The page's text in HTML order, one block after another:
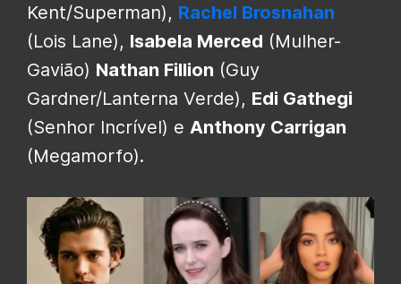
Kent/Superman), Rachel Brosnahan
(Lois Lane), Isabela Merced (Mulher-
Gavião) Nathan Fillion (Guy
Gardner/Lanterna Verde), Edi Gathegi
(Senhor Incrível) e Anthony Carrigan
(Megamorfo).